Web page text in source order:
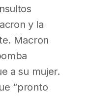
y la
Macron
a su mujer.
“pronto